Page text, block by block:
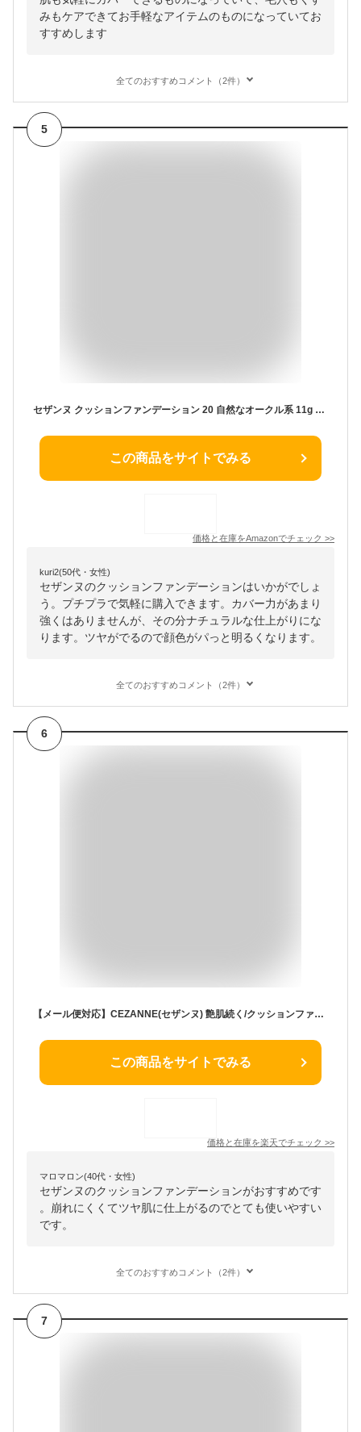
みもケアできてお手軽なアイテムのものになっていてお
すすめします
全てのおすすめコメント（2件）
5
セザンヌ クッションファンデーション 20 自然なオークル系 11g SPF50 PA++++ 艶肌ファンデーション 1個 (x 1)
この商品をサイトでみる
価格と在庫をAmazonでチェック >>
kuri2(50代・女性)
セザンヌのクッションファンデーションはいかがでしょ
う。プチプラで気軽に購入できます。カバー力があまり
強くはありませんが、その分ナチュラルな仕上がりにな
ります。ツヤがでるので顔色がパっと明るくなります。
全てのおすすめコメント（2件）
6
【メール便対応】CEZANNE(セザンヌ) 艶肌続く/クッションファンデーション 00 Col.明るいベージュ系
この商品をサイトでみる
価格と在庫を楽天でチェック >>
マロマロン(40代・女性)
セザンヌのクッションファンデーションがおすすめです
。崩れにくくてツヤ肌に仕上がるのでとても使いやすい
です。
全てのおすすめコメント（2件）
7